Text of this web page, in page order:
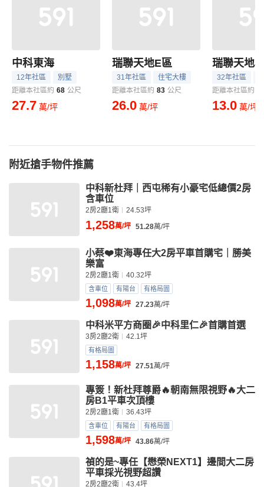
中科東海
12年社區
別墅
距離本社區約 68 公尺
27.7 萬/坪
瑞聯天地E區
31年社區
住宅大樓
距離本社區約 83 公尺
26.0 萬/坪
瑞聯天地J
32年社區
距離本社區約
13.0 萬/坪
附近搶手物件推薦
中科新杜拜｜西屯稀有小豪宅低總價2房
含車位
2房2廳1衛 24.53坪
1,258萬/坪 51.28萬/坪
小蔡❤️東海專任大2房平車首購宅｜勝美
樂富
2房2廳1衛 40.32坪
含車位 有陽台 有格局圖
1,098萬/坪 27.23萬/坪
中科米平方商圈🎉中科里仁🎉首購首選
3房2廳2衛 42.1坪
有格局圖
1,158萬/坪 27.51萬/坪
專簽！新杜拜尊爵🔥朝南無限視野🔥大二
房B1平車次頂樓
2房2廳1衛 36.43坪
含車位 有陽台 有格局圖
1,598萬/坪 43.86萬/坪
禎的是~專任【懋榮NEXT1】邊間大二房
平車採光視野超讚
2房2廳2衛 43.4坪